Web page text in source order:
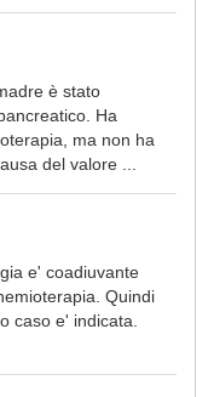
è stato
Ha
ma non ha
del valore ...
e' coadiuvante
Quindi
caso e' indicata.